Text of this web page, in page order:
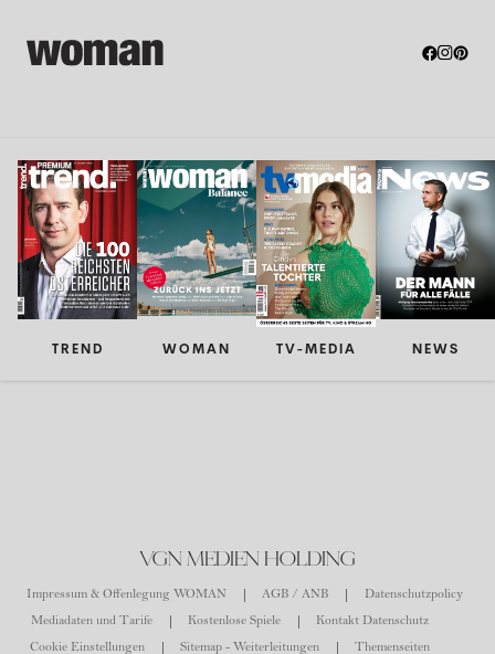
TREND WOMAN TV-MEDIA NEWS
VGN MEDIEN HOLDING
Impressum & Offenlegung WOMAN AGB / ANB
Datenschutzpolicy
Mediadaten und Tarife
Kostenlose Spiele
Kontakt Datenschutz
Cookie Einstellungen
Sitemap - Weiterleitungen Themenseiten